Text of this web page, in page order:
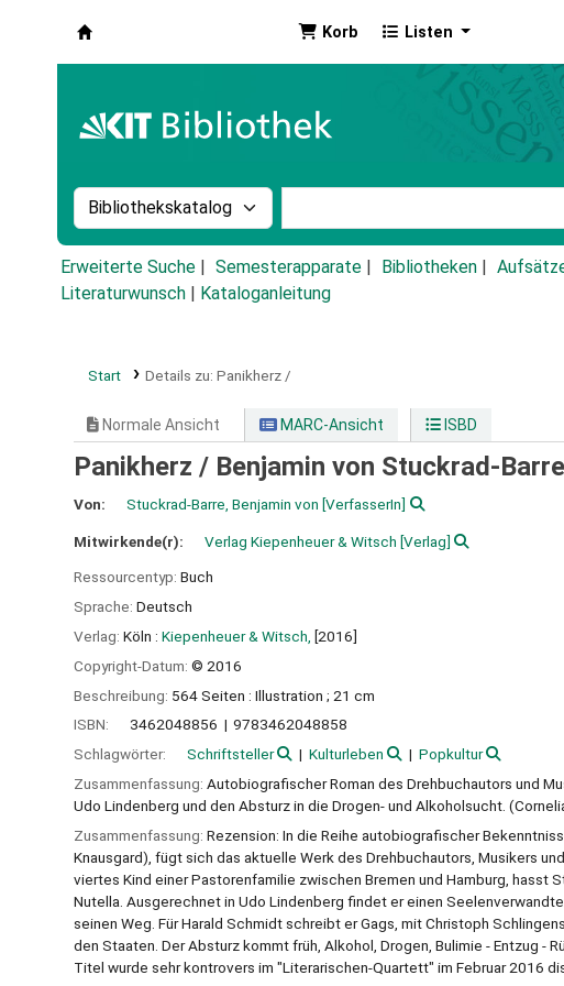
Korb Listen
Suche im Katalog nach:
Erweiterte Suche Semesterapparate Bibliotheken
Literaturwunsch
Kataloganleitung
Start Details zu: Panikherz /
Normale Ansicht MARC-Ansicht ISBD
Panikherz / Benjamin von Stuckrad-Barre
Von: Stuckrad-Barre, Benjamin von [VerfasserIn]
Mitwirkende(r): Verlag Kiepenheuer & Witsch [Verlag]
Ressourcentyp: Buch
Sprache: Deutsch
Verlag: Köln : Kiepenheuer & Witsch, [2016]
Copyright-Datum: © 2016
Beschreibung: 564 Seiten : Illustration ; 21 cm
ISBN:
3462048856
9783462048858
Schlagwörter:
Schriftsteller Kulturleben
Popkultur
Zusammenfassung: Autobiografischer Roman des Drehbuchautors und
Udo Lindenberg und den Absturz in die Drogen- und Alkoholsucht.
Zusammenfassung: Rezension: In die Reihe autobiografischer
Knausgard), fügt sich das aktuelle Werk des Drehbuchautors, Musikers
viertes Kind einer Pastorenfamilie zwischen Bremen und Hamburg, hasst
Nutella. Ausgerechnet in Udo Lindenberg findet er einen
seinen Weg. Für Harald Schmidt schreibt er Gags, mit Christoph
den Staaten. Der Absturz kommt früh, Alkohol, Drogen, Bulimie - Entzug -
Titel wurde sehr kontrovers im "Literarischen-Quartett" im Februar 2016